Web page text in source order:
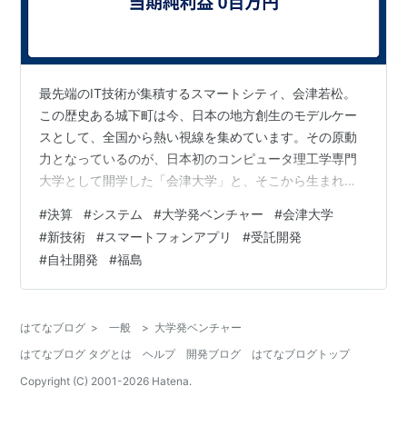
最先端のIT技術が集積するスマートシティ、会津若松。
この歴史ある城下町は今、日本の地方創生のモデルケー
スとして、全国から熱い視線を集めています。その原動
力となっているのが、日本初のコンピュータ理工学専門
大学として開学した「会津大学」と、そこから生まれた
柔軟な発想を武器に、地域社会の課題解決や、世界に通
用する新たなサービスを次々と生み出しています。 今回
は、その会津大学発ベンチャーの草分け的存在として、
2007年に設立された株式会社会津ラボの第19期決算を読
盤は、いかにして築かれたのか。「人類…
#決算 #システム #大学発ベンチャー #会津大学
#新技術 #スマートフォンアプリ #受託開発
#自社開発 #福島
はてなブログ > 一般 > 大学発ベンチャー
はてなブログ タグとは
ヘルプ 開発ブログ
はてなブログトップ
Copyright (C) 2001-2026 Hatena.